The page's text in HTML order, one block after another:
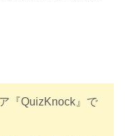
『QuizKnock』で